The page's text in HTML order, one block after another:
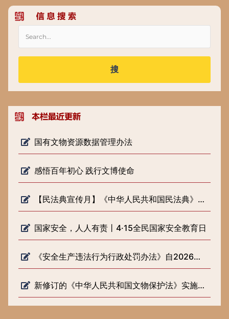
搜
国有文物资源数据管理办法
感悟百年初心 践行文博使命
【民法典宣传月】《中华人民共和国民法典》知识普及
国家安全，人人有责丨4·15全民国家安全教育日
《安全生产违法行为行政处罚办法》自2026年2月1日起施行
新修订的《中华人民共和国文物保护法》实施一周年